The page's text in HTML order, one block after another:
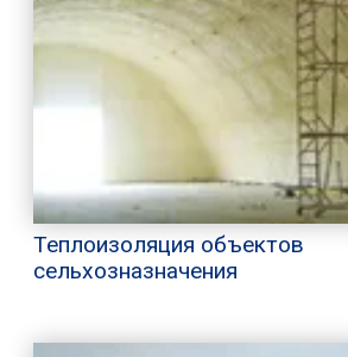
Теплоизоляция объектов
сельхозназначения